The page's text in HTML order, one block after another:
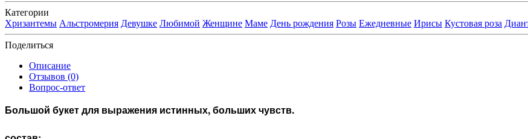
Категории
Хризантемы Альстромерия Девушке Любимой Женщине Маме День рождения Розы Ежедневные Ирисы Кустовая роза
Поделиться
Описание
Отзывов (0)
Вопрос-ответ
Большой букет для выражения истинных, больших чувств.